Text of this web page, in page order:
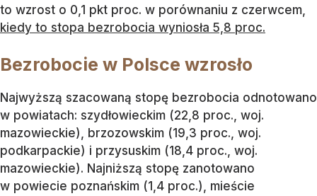
to wzrost o 0,1 pkt proc. w porównaniu z czerwcem,
kiedy to stopa bezrobocia wyniosła 5,8 proc.
Bezrobocie w Polsce wzrosło
Najwyższą szacowaną stopę bezrobocia odnotowano
w powiatach: szydłowieckim (22,8 proc., woj.
mazowieckie), brzozowskim (19,3 proc., woj.
podkarpackie) i przysuskim (18,4 proc., woj.
mazowieckie). Najniższą stopę zanotowano
w powiecie poznańskim (1,4 proc.), mieście